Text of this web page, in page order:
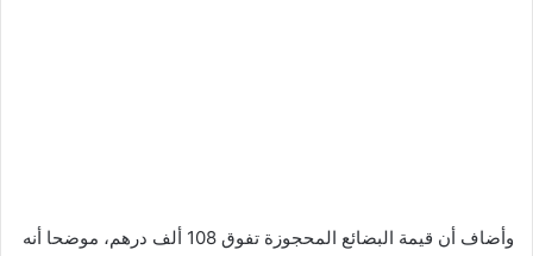
وأضاف أن قيمة البضائع المحجوزة تفوق 108 ألف درهم، موضحا أنه